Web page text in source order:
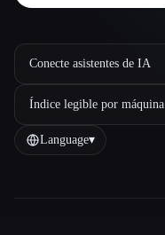
Conecte asistentes de IA
Índice legible por máquina
Language▾